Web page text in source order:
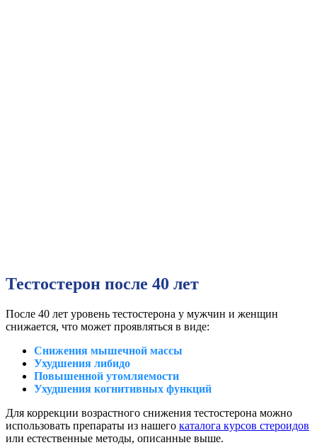
Тестостерон после 40 лет
После 40 лет уровень тестостерона у мужчин и женщин
снижается, что может проявляться в виде:
Снижения мышечной массы
Ухудшения либидо
Повышенной утомляемости
Ухудшения когнитивных функций
Для коррекции возрастного снижения тестостерона можно
использовать препараты из нашего каталога курсов стероидов
или естественные методы, описанные выше.